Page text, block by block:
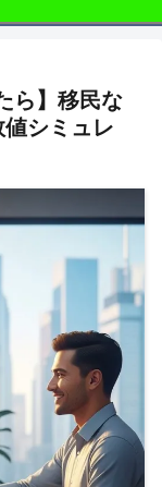
ら】移民な
シミュレ